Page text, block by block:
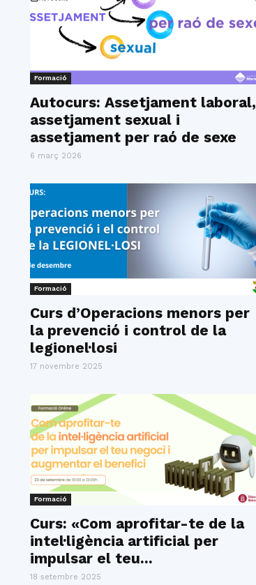
Formació
Autocurs: Assetjament laboral,
assetjament sexual i
assetjament per raó de sexe
6 març 2026
Formació
Curs d’Operacions menors per
la prevenció i control de la
legionel·losi
17 novembre 2025
Formació
Curs: «Com aprofitar-te de la
intel·ligència artificial per
impulsar el teu...
18 setembre 2025